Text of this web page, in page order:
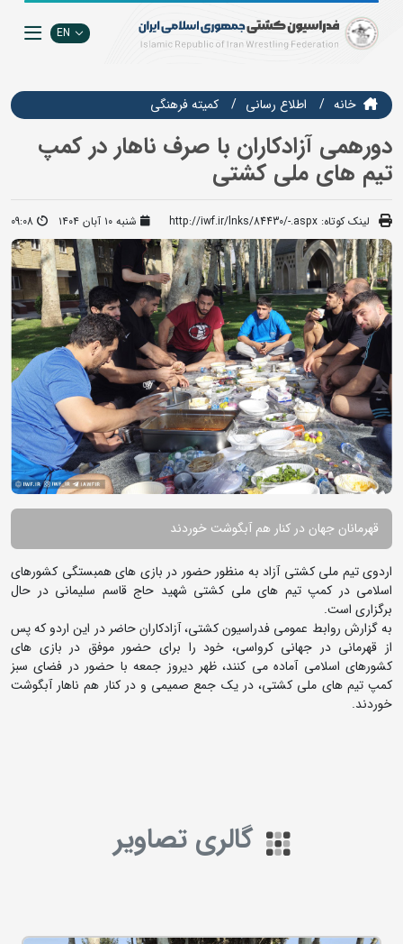
EN
خانه اطلاع رسانی كميته فرهنگي
دورهمی آزادکاران با صرف ناهار در کمپ
تیم های ملی کشتی
لینک کوتاه: http://iwf.ir/lnks/84430/-.aspx شنبه ۱۰ آبان ۱۴۰۴ 09:08
قهرمانان جهان در کنار هم آبگوشت خوردند
اردوی تیم ملی کشتی آزاد به منظور حضور در بازی های همبستگی کشورهای
اسلامی در کمپ تیم های ملی کشتی شهید حاج قاسم سلیمانی در حال
برگزاری است.
به گزارش روابط عمومی فدراسیون کشتی، آزادکاران حاضر در این اردو که پس
از قهرمانی در جهانی کرواسی، خود را برای حضور موفق در بازی های
کشورهای اسلامی آماده می کنند، ظهر دیروز جمعه با حضور در فضای سبز
کمپ تیم های ملی کشتی، در یک جمع صمیمی و در کنار هم ناهار آبگوشت
خوردند.
گالری تصاویر